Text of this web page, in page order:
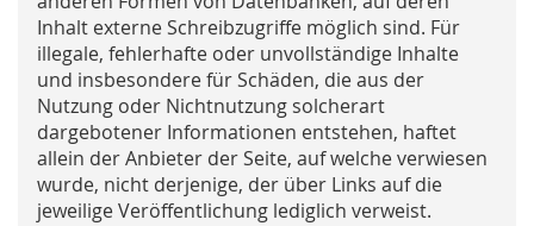
Inhalt externe Schreibzugriffe möglich sind. Für
illegale, fehlerhafte oder unvollständige Inhalte
und insbesondere für Schäden, die aus der
Nutzung oder Nichtnutzung solcherart
dargebotener Informationen entstehen, haftet
allein der Anbieter der Seite, auf welche verwiesen
wurde, nicht derjenige, der über Links auf die
jeweilige Veröffentlichung lediglich verweist.